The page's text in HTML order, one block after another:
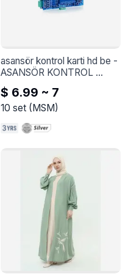
asansör kontrol karti hd be
ASANSÖR KONTROL
KARTI HD BE
$ 6.99 ~ 7
10 set ( MSM)